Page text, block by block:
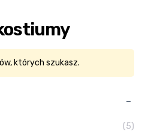
których szukasz.
(5)